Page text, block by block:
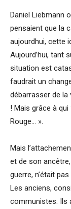
Daniel Liebmann
pensaient que la
aujourdhui, cette
Aujourd’hui, tant
situation est
faudrait un
débarrasser de la
! Mais grâce à qui
Rouge… ».
Mais
et de son
guerre, n’était
Les anciens,
communistes. Ils